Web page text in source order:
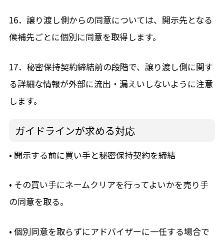
16．譲り渡し側からの同意については、開示先となる
候補先ごとに個別に同意を取得します。
17．秘密保持契約締結前の段階で、譲り渡し側に関す
る詳細な情報が外部に流出・漏えいしないように注意
します。
ガイドラインが求める対応
• 開示する前に買い手と秘密保持契約を締結
• その買い手にネームクリアを行ってよいかを売り手
の同意を取る。
• 個別同意を取らずにアドバイザーに一任する場合で